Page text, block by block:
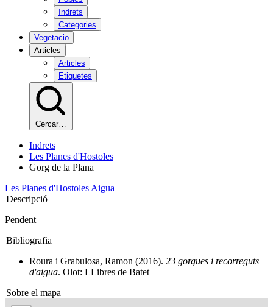
Indrets
Categories
Vegetacio
Articles
Articles
Etiquetes
Cercar…
Indrets
Les Planes d'Hostoles
Gorg de la Plana
Les Planes d'Hostoles Aigua
Descripció
Pendent
Bibliografia
Roura i Grabulosa, Ramon (2016). 23 gorgues i recorreguts
d'aigua. Olot: LLibres de Batet
Sobre el mapa